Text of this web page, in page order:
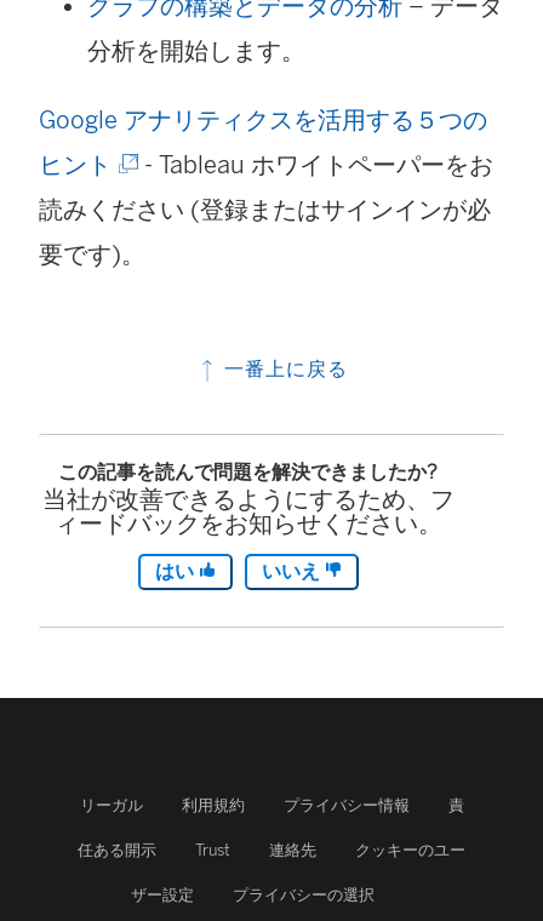
グラフの構築とデータの分析 – データ
分析を開始します。
Google アナリティクスを活用する５つの
ヒント (
新
し
ン
ド
ウ
ク
開
く
- Tableau ホワイトペーパーをお
読みください (登録またはサインインが必
要です)。
一番上に戻る
この記事を読んで問題を解決できましたか?
当社が改善できるようにするため、フ
ィードバックをお知らせください。
はい いいえ
リーガル 利用規約 プライバシー情報 責
任ある開示 Trust 連絡先 クッキーのユー
ザー設定 プライバシーの選択